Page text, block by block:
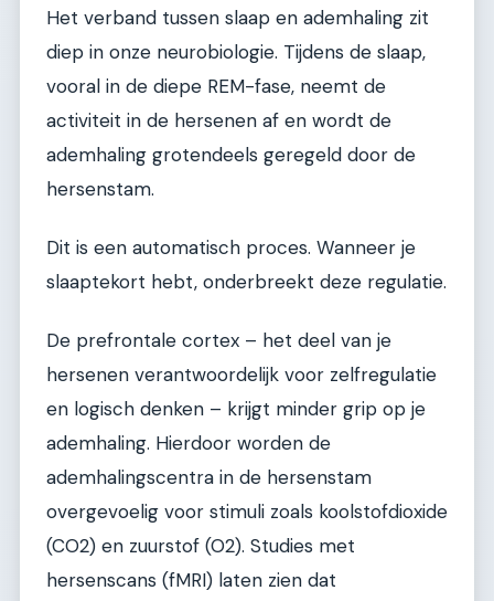
Het verband tussen slaap en ademhaling zit
diep in onze neurobiologie. Tijdens de slaap,
vooral in de diepe REM-fase, neemt de
activiteit in de hersenen af en wordt de
ademhaling grotendeels geregeld door de
hersenstam.
Dit is een automatisch proces. Wanneer je
slaaptekort hebt, onderbreekt deze regulatie.
De prefrontale cortex – het deel van je
hersenen verantwoordelijk voor zelfregulatie
en logisch denken – krijgt minder grip op je
ademhaling. Hierdoor worden de
ademhalingscentra in de hersenstam
overgevoelig voor stimuli zoals koolstofdioxide
(CO2) en zuurstof (O2). Studies met
hersenscans (fMRI) laten zien dat